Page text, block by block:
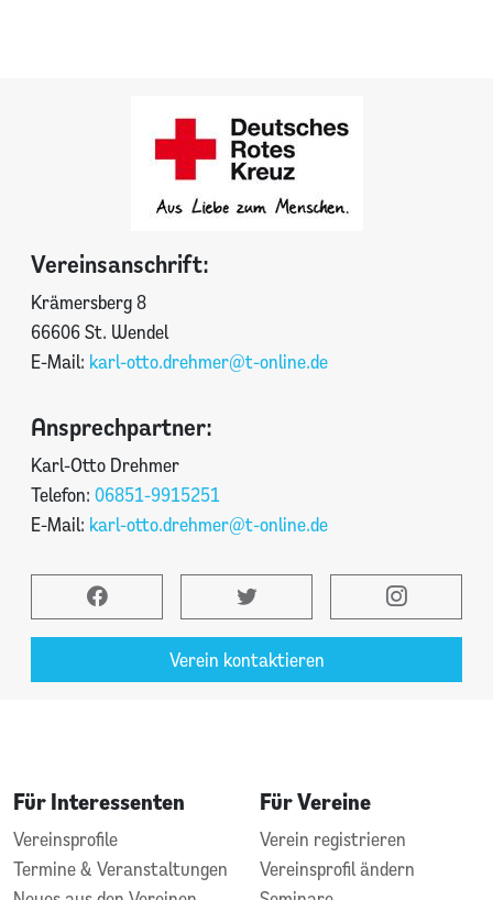
Vereinsanschrift:
Krämersberg 8
66606 St. Wendel
E-Mail: karl-otto.drehmer@t-online.de
Ansprechpartner:
Karl-Otto Drehmer
Telefon: 06851-9915251
E-Mail: karl-otto.drehmer@t-online.de
Verein kontaktieren
Für Interessenten
Vereinsprofile
Termine & Veranstaltungen
Für Vereine
Verein registrieren
Vereinsprofil ändern